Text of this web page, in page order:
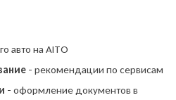
авто на AITO
- рекомендации по сервисам
- оформление документов в